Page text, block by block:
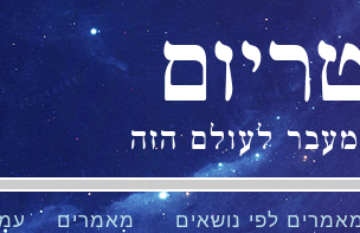
לעולם הזה
מאמרים לפי נושאים